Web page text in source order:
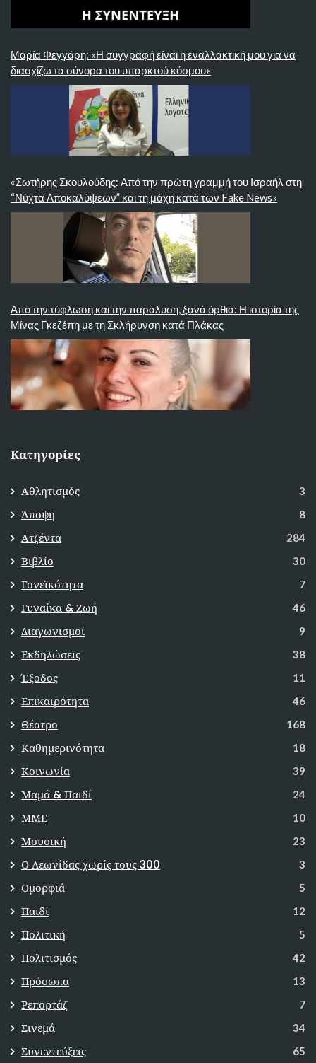
Μαρία Φεγγάρη: «Η συγγραφή είναι η εναλλακτική μου για να
διασχίζω τα σύνορα του υπαρκτού κόσμου»
«Σωτήρης Σκουλούδης: Από την πρώτη γραμμή του Ισραήλ στη
“Νύχτα Αποκαλύψεων” και τη μάχη κατά των Fake News»
Από την τύφλωση και την παράλυση, ξανά όρθια: Η ιστορία της
Μίνας Γκεζέπη με τη Σκλήρυνση κατά Πλάκας
Κατηγορίες
Αθλητισμός 3
Άποψη 8
Ατζέντα 284
Βιβλίο 30
Γονεϊκότητα 7
Γυναίκα & Ζωή 46
Διαγωνισμοί 9
Εκδηλώσεις 38
Έξοδος 11
Επικαιρότητα 46
Θέατρο 168
Καθημερινότητα 18
Κοινωνία 39
Μαμά & Παιδί 24
ΜΜΕ 10
Μουσική 23
Ο Λεωνίδας χωρίς τους 300 3
Ομορφιά 5
Παιδί 12
Πολιτική 5
Πολιτισμός 42
Πρόσωπα 13
Ρεπορτάζ 7
Σινεμά 34
Συνεντεύξεις 65